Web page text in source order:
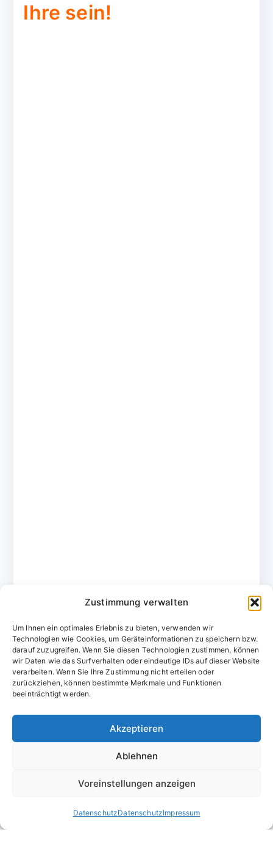
Zustimmung verwalten
Um Ihnen ein optimales Erlebnis zu bieten, verwenden wir
Technologien wie Cookies, um Geräteinformationen zu speichern bzw.
darauf zuzugreifen. Wenn Sie diesen Technologien zustimmen, können
wir Daten wie das Surfverhalten oder eindeutige IDs auf dieser Website
verarbeiten. Wenn Sie Ihre Zustimmung nicht erteilen oder
zurückziehen, können bestimmte Merkmale und Funktionen
beeinträchtigt werden.
Akzeptieren
Ablehnen
Voreinstellungen anzeigen
DatenschutzDatenschutzImpressum
Ihre sein!
Domainvergabestelle.de
AVB – Allgemeine Verkaufsbedingungen